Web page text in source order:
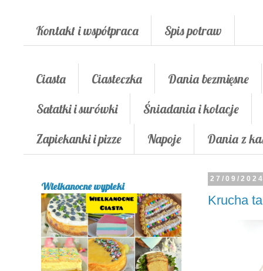
Kontakt i współpraca Spis potraw
Ciasta Ciasteczka
Dania bezmięsne
Sałatki i surówki
Śniadania i kolacje
Zapiekanki i pizze
Napoje Dania z
27/09/
Krucha
Wielkanocne wypieki